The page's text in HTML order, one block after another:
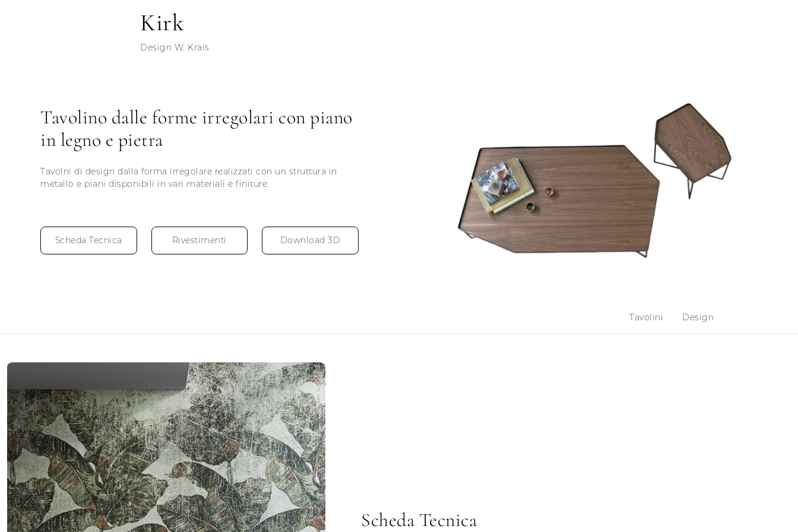
Kirk
Design W. Krais
Tavolino dalle forme irregolari con piano
in legno e pietra
Tavolni di design dalla forma irregolare realizzati con un struttura in
metallo e piani disponibili in vari materiali e finiture.
Scheda Tecnica Rivestimenti Download 3D
Scheda Tecnica
Tavolini Design